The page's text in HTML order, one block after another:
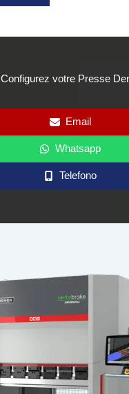
Configurez votre Presse
Email
Whatsapp
Telefono